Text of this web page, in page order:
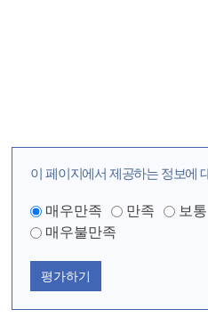
이 페이지에서 제공하는 정보에
매우만족 만족 보통
매우불만족
평가하기